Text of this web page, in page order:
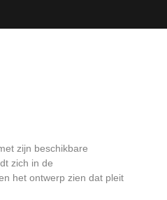
zijn beschikbare
zich in de
het ontwerp zien dat pleit